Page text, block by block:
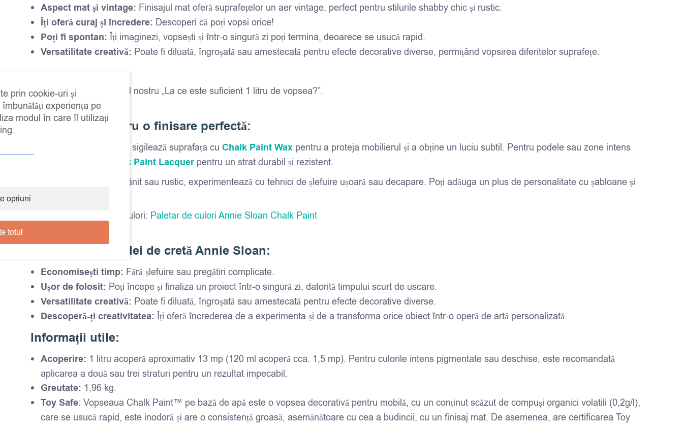
Aspect mat și vintage: Finisajul mat oferă suprafețelor un aer vintage, perfect pentru stilurile shabby chic și rustic.
Îți oferă curaj și încredere: Descoperi că poți vopsi orice!
Poți fi spontan: Îți imaginezi, vopsești și într-o singură zi poți termina, deoarece se usucă rapid.
Versatilitate creativă: Poate fi diluată, îngroșată sau amestecată pentru efecte decorative diverse, permițând vopsirea diferitelor suprafețe.
Fă clic AICI pentru ghidul nostru „La ce este suficient 1 litru de vopsea?”.
Instrucțiuni pentru o finisare perfectă:
După aplicarea vopselei, sigilează suprafața cu Chalk Paint Wax pentru a proteja mobilierul și a obține un luciu subtil. Pentru podele sau zone intens
Chalk Paint Lacquer pentru un strat durabil și rezistent.
Pentru un aspect îmbătrânit sau rustic, experimentează cu tehnici de șlefuire ușoară sau decapare. Poți adăuga un plus de personalitate cu șabloane și
Disponibilă, Paletar de culori: Paletar de culori Annie Sloan Chalk Paint
Avantajele vopselei de cretă Annie Sloan:
Economisești timp: Fără șlefuire sau pregătiri complicate.
Ușor de folosit: Poți începe și finaliza un proiect într-o singură zi, datorită timpului scurt de uscare.
Versatilitate creativă: Poate fi diluată, îngroșată sau amestecată pentru efecte decorative diverse.
Descoperă-ți creativitatea: Îți oferă încrederea de a experimenta și de a transforma orice obiect într-o operă de artă personalizată.
Informații utile:
Acoperire: 1 litru acoperă aproximativ 13 mp (120 ml acoperă cca. 1,5 mp). Pentru culorile intens pigmentate sau deschise, este recomandată
aplicarea a două sau trei straturi pentru un rezultat impecabil.
Greutate: 1,96 kg.
Toy Safe: Vopseaua Chalk Paint™ pe bază de apă este o vopsea decorativă pentru mobilă, cu un conținut scăzut de compuși organici volatili (0,2g/l),
care se usucă rapid, este inodoră și are o consistență groasă, asemănătoare cu cea a budincii, cu un finisaj mat. De asemenea, are certificarea Toy
prin cookie-uri și
experiența pe
modul în care îl utilizați
opțiuni
totul